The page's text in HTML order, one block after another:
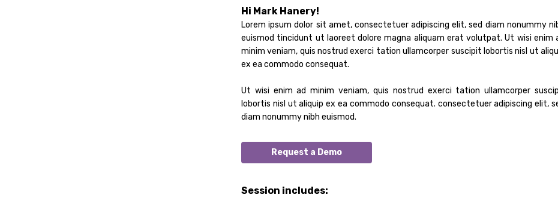
Hi Mark Hanery!
Lorem ipsum dolor sit amet, consectetuer adipiscing elit, sed diam nonummy
euismod tincidunt ut laoreet dolore magna aliquam erat volutpat. Ut wisi enim
minim veniam, quis nostrud exerci tation ullamcorper suscipit lobortis nisl ut
ex ea commodo consequat.
Ut wisi enim ad minim veniam, quis nostrud exerci tation ullamcorper
lobortis nisl ut aliquip ex ea commodo consequat. consectetuer adipiscing elit,
diam nonummy nibh euismod.
Request a Demo
Session includes: